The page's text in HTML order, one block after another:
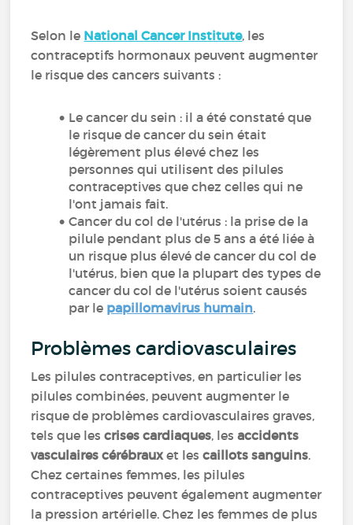
Selon le National Cancer Institute, les
contraceptifs hormonaux peuvent augmenter
le risque des cancers suivants :
Le cancer du sein : il a été constaté que
le risque de cancer du sein était
légèrement plus élevé chez les
personnes qui utilisent des pilules
contraceptives que chez celles qui ne
l'ont jamais fait.
Cancer du col de l'utérus : la prise de la
pilule pendant plus de 5 ans a été liée à
un risque plus élevé de cancer du col de
l'utérus, bien que la plupart des types de
cancer du col de l'utérus soient causés
par le papillomavirus humain.
Problèmes cardiovasculaires
Les pilules contraceptives, en particulier les
pilules combinées, peuvent augmenter le
risque de problèmes cardiovasculaires graves,
tels que lescrises cardiaques, lesaccidents
vasculaires cérébrauxet lescaillots sanguins.
Chez certaines femmes, les pilules
contraceptives peuvent également augmenter
la pression artérielle. Chez les femmes de plus